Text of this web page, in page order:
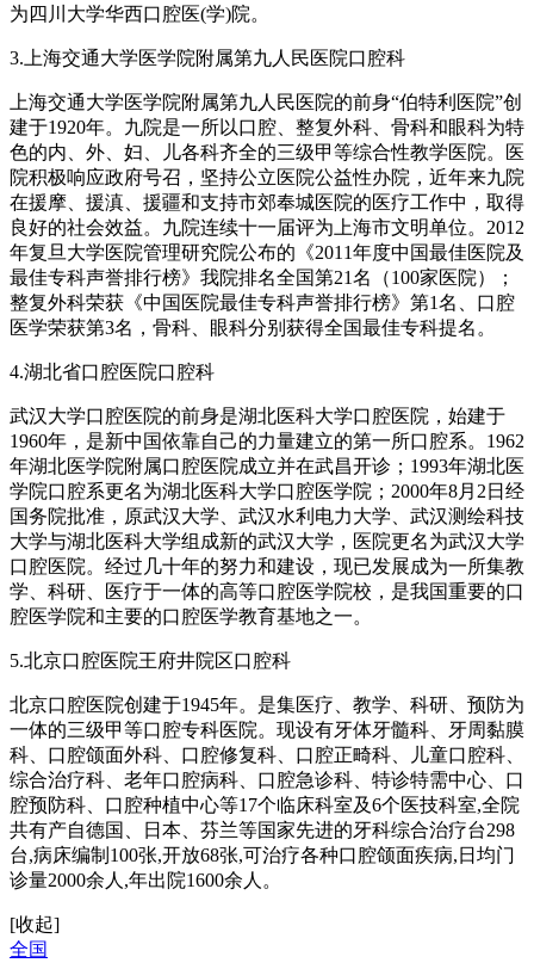
为四川大学华西口腔医(学)院。
3.上海交通大学医学院附属第九人民医院口腔科
上海交通大学医学院附属第九人民医院的前身“伯特利医院”创
建于1920年。九院是一所以口腔、整复外科、骨科和眼科为特
色的内、外、妇、儿各科齐全的三级甲等综合性教学医院。医
院积极响应政府号召，坚持公立医院公益性办院，近年来九院
在援摩、援滇、援疆和支持市郊奉城医院的医疗工作中，取得
良好的社会效益。九院连续十一届评为上海市文明单位。2012
年复旦大学医院管理研究院公布的《2011年度中国最佳医院及
最佳专科声誉排行榜》我院排名全国第21名（100家医院）；
整复外科荣获《中国医院最佳专科声誉排行榜》第1名、口腔
医学荣获第3名，骨科、眼科分别获得全国最佳专科提名。
4.湖北省口腔医院口腔科
武汉大学口腔医院的前身是湖北医科大学口腔医院，始建于
1960年，是新中国依靠自己的力量建立的第一所口腔系。1962
年湖北医学院附属口腔医院成立并在武昌开诊；1993年湖北医
学院口腔系更名为湖北医科大学口腔医学院；2000年8月2日经
国务院批准，原武汉大学、武汉水利电力大学、武汉测绘科技
大学与湖北医科大学组成新的武汉大学，医院更名为武汉大学
口腔医院。经过几十年的努力和建设，现已发展成为一所集教
学、科研、医疗于一体的高等口腔医学院校，是我国重要的口
腔医学院和主要的口腔医学教育基地之一。
5.北京口腔医院王府井院区口腔科
北京口腔医院创建于1945年。是集医疗、教学、科研、预防为
一体的三级甲等口腔专科医院。现设有牙体牙髓科、牙周黏膜
科、口腔颌面外科、口腔修复科、口腔正畸科、儿童口腔科、
综合治疗科、老年口腔病科、口腔急诊科、特诊特需中心、口
腔预防科、口腔种植中心等17个临床科室及6个医技科室,全院
共有产自德国、日本、芬兰等国家先进的牙科综合治疗台298
台,病床编制100张,开放68张,可治疗各种口腔颌面疾病,日均门
诊量2000余人,年出院1600余人。
[收起]
全国